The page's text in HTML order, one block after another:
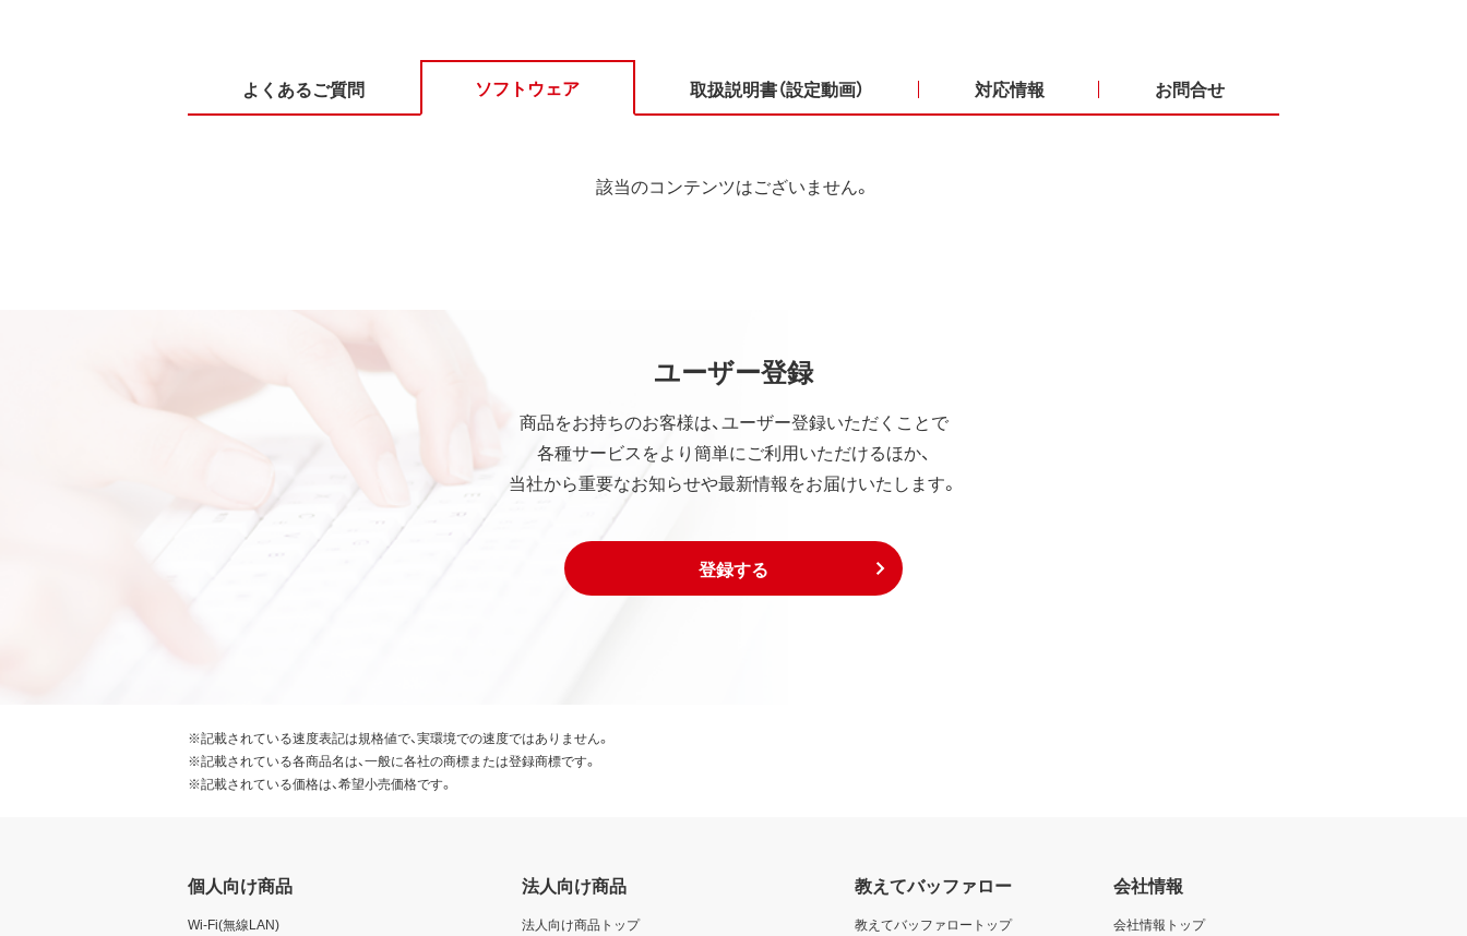
よくあるご質問 ソフトウェア 取扱説明書（設定動画） 対応情報 お問合せ
該当のコンテンツはございません。
ユーザー登録
商品をお持ちのお客様は、ユーザー登録いただくことで
各種サービスをより簡単にご利用いただけるほか、
当社から重要なお知らせや最新情報をお届けいたします。
登録する
※記載されている速度表記は規格値で、実環境での速度ではありません。
※記載されている各商品名は、一般に各社の商標または登録商標です。
※記載されている価格は、希望小売価格です。
個人向け商品
Wi-Fi(無線LAN)
法人向け商品
法人向け商品トップ
教えてバッファロー
教えてバッファロートップ
会社情報
会社情報トップ